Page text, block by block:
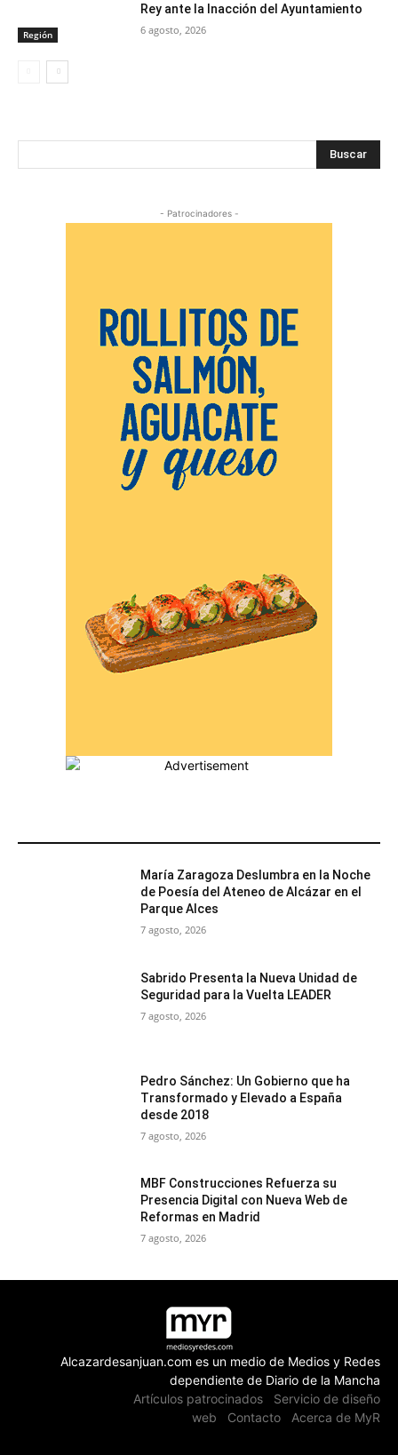
Región
Rey ante la Inacción del Ayuntamiento
6 agosto, 2026
Buscar
- Patrocinadores -
María Zaragoza Deslumbra en la Noche
de Poesía del Ateneo de Alcázar en el
Parque Alces
7 agosto, 2026
Sabrido Presenta la Nueva Unidad de
Seguridad para la Vuelta LEADER
7 agosto, 2026
Pedro Sánchez: Un Gobierno que ha
Transformado y Elevado a España
desde 2018
7 agosto, 2026
MBF Construcciones Refuerza su
Presencia Digital con Nueva Web de
Reformas en Madrid
7 agosto, 2026
Alcazardesanjuan.com es un medio de Medios y Redes
dependiente de Diario de la Mancha
Artículos patrocinados
Servicio de diseño
web
Contacto Acerca de MyR